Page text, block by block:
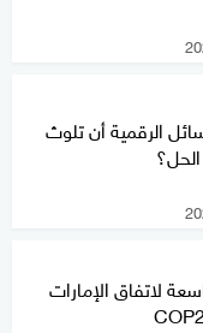
الرقمية أن تلوث
لاتفاق الإمارات